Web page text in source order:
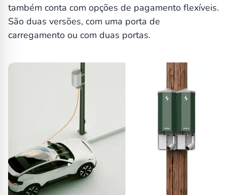
também conta com opções de pagamento flexíveis.
São duas versões, com uma porta de
carregamento ou com duas portas.